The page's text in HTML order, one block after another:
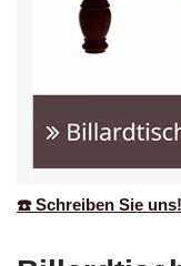
☎️ Schreiben Sie uns!